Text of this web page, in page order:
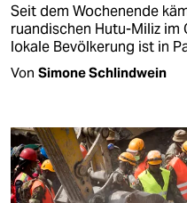
Seit dem Wochenende
ruandischen Hutu-Miliz im
lokale Bevölkerung ist in
Von Simone Schlindwein